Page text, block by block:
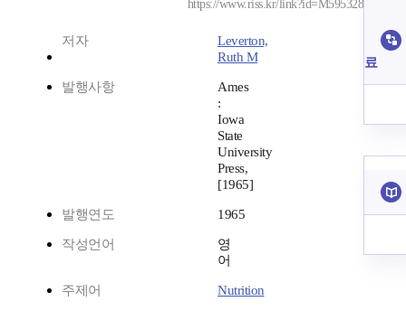
https://www.riss.kr/link?id=M595328
저자
Leverton,
Ruth M
발행사항
Ames
:
Iowa
State
University
Press,
[1965]
발행연도 1965
작성언어
영
어
주제어
Nutrition
료